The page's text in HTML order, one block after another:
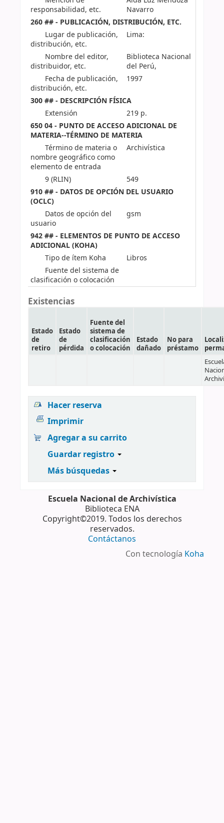
responsabilidad, etc.
Navarro
260 ## - PUBLICACIÓN, DISTRIBUCIÓN, ETC.
Lugar de publicación,
distribución, etc.
Lima:
Nombre del editor,
distribuidor, etc.
Biblioteca Nacional
del Perú,
Fecha de publicación,
distribución, etc.
1997
300 ## - DESCRIPCIÓN FÍSICA
Extensión
219 p.
650 04 - PUNTO DE ACCESO ADICIONAL DE
MATERIA--TÉRMINO DE MATERIA
Término de materia o
nombre geográfico como
elemento de entrada
Archivística
9 (RLIN)
549
910 ## - DATOS DE OPCIÓN DEL USUARIO
(OCLC)
Datos de opción del
usuario
gsm
942 ## - ELEMENTOS DE PUNTO DE ACCESO
ADICIONAL (KOHA)
Tipo de ítem Koha
Libros
Fuente del sistema de
clasificación o colocación
Existencias
Estado
de
retiro
Estado
de
pérdida
Fuente del
sistema de
clasificación
o colocación
Estado
dañado
No para
préstamo
Hacer reserva
Imprimir
Agregar a su carrito
Guardar registro
Más búsquedas
Escuela Nacional de Archivística
Biblioteca ENA
Copyright©2019. Todos los derechos
reservados.
Contáctanos
Con tecnología Koha